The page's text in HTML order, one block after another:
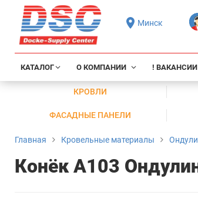
Минск
КАТАЛОГ О КОМПАНИИ ! ВАКАНСИИ
КРОВЛИ
ФАСАДНЫЕ ПАНЕЛИ
Главная Кровельные материалы
Конёк А103